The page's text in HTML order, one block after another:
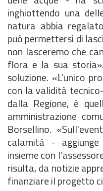
inghiottendo una
natura abbia
può permettersi di
non lasceremo che
flora e la sua
soluzione. «L'unico
con la validità
dalla Regione, è
amministrazione
Borsellino.
calamità -
insieme con
risulta, da notizie
finanziare il progetto